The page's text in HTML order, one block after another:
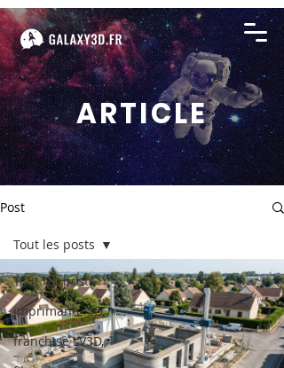
ARTICLE
Post
Tout les posts
imprimante 3D,
franchise LV3D,
Tout les posts